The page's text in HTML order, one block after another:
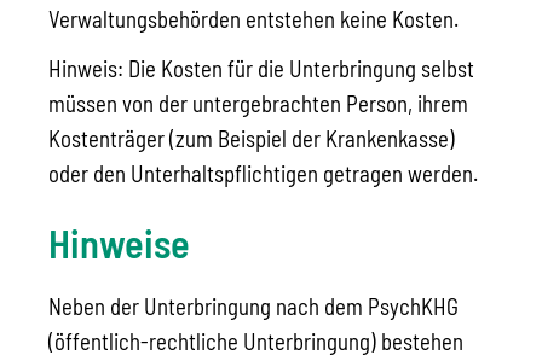
Verwaltungsbehörden entstehen keine Kosten.
Hinweis: Die Kosten für die Unterbringung selbst
müssen von der untergebrachten Person, ihrem
Kostenträger (zum Beispiel der Krankenkasse)
oder den Unterhaltspflichtigen getragen werden.
Hinweise
Neben der Unterbringung nach dem PsychKHG
(öffentlich-rechtliche Unterbringung) bestehen